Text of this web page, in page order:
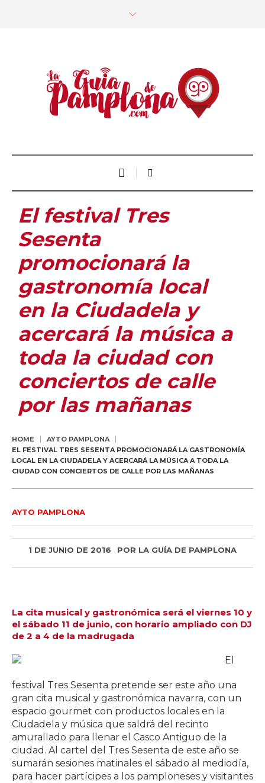
El festival Tres
Sesenta
promocionará la
gastronomía local
en la Ciudadela y
acercará la música a
toda la ciudad con
conciertos de calle
por las mañanas
HOME
AYTO PAMPLONA
EL FESTIVAL TRES SESENTA PROMOCIONARÁ LA GASTRONOMÍA
LOCAL EN LA CIUDADELA Y ACERCARÁ LA MÚSICA A TODA LA
CIUDAD CON CONCIERTOS DE CALLE POR LAS MAÑANAS
AYTO PAMPLONA
1 DE JUNIO DE 2016 POR LA GUÍA DE PAMPLONA
La cita musical y gastronómica será el viernes 10 y
el sábado 11 de junio, con horario ampliado con DJ
de 2 a 4 de la madrugada
El
festival Tres Sesenta pretende ser este año una
gran cita musical y gastronómica navarra, con un
espacio gourmet con productos locales en la
Ciudadela y música que saldrá del recinto
amurallado para llenar el Casco Antiguo de la
ciudad. Al cartel del Tres Sesenta de este año se
sumarán sesiones matinales el sábado al mediodía,
para hacer partícipes a los pamploneses y visitantes